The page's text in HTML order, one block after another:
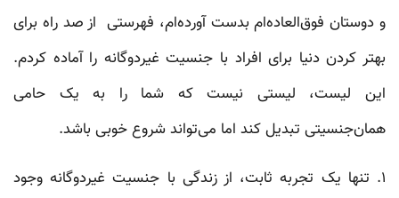
و دوستان فوق‌العاده‌ام بدست‌ آورده‌ام، فهرستی از صد راه برای
بهتر کردن دنیا برای افراد با جنسیت غیردوگانه را آماده کردم.
این لیست، لیستی نیست که شما را به یک حامی
همان‌جنسیتی تبدیل کند اما می‌تواند شروع خوبی باشد.
۱. تنها یک تجربه‌ ثابت، از زندگی با جنسیت غیردوگانه وجود